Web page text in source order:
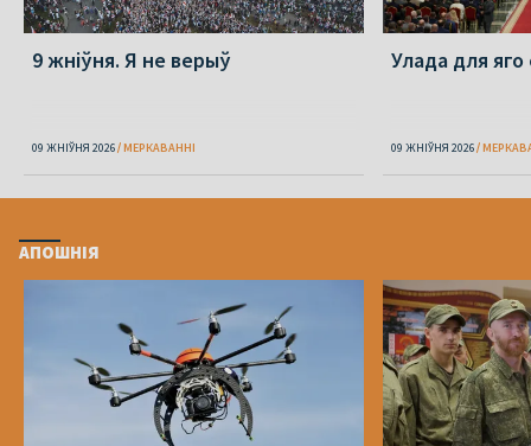
9 жніўня. Я не верыў
09 ЖНІЎНЯ 2026 МЕРКАВАННI
Улада для
09 ЖНІЎНЯ 2026
АПОШНІЯ